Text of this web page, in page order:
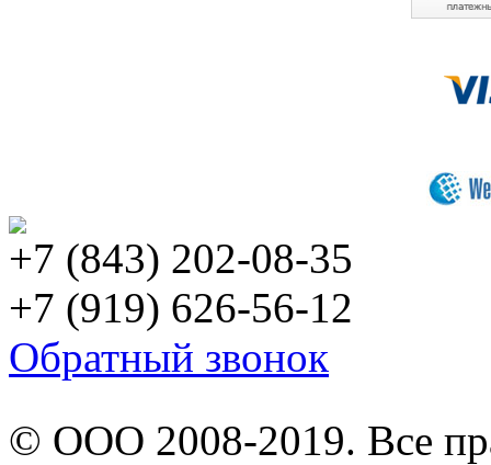
+7 (843) 202-08-35
+7 (919) 626-56-12
Обратный звонок
© ООО 2008-2019. Все